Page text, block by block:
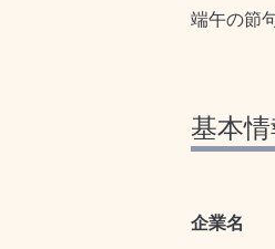
端午の節
基本情
企業名